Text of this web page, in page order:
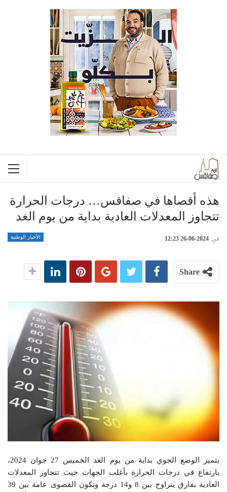
هذه أقصاها في صفاقس… درجات الحرارة
تتجاوز المعدلات العادية بداية من يوم الغد
الأخبار الوطنية في 2024-06-26 12:23
Share
يتميز الوضع الجوي بداية من يوم الغد الخميس 27 جوان 2024،
بارتفاع في درجات الحرارة بأغلب الجهات حيث تتجاوز المعدلات
العادية بفارق يتراوح بين 8 و14 درجة وتكون القصوى عامة بين 39